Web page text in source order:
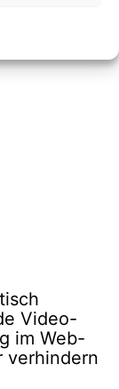
Video-
im Web-
verhindern